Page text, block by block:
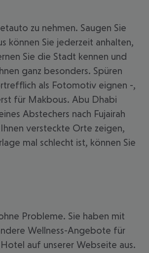
zu nehmen. Saugen Sie
können Sie jederzeit anhalten,
Sie die Stadt kennen und
ganz besonders. Spüren
als Fotomotiv eignen -,
für Makbous. Abu Dhabi
Abstechers nach Fujairah
Ihnen versteckte Orte zeigen,
mal schlecht ist, können Sie
Probleme. Sie haben mit
Wellness-Angebote für
auf unserer Webseite aus.